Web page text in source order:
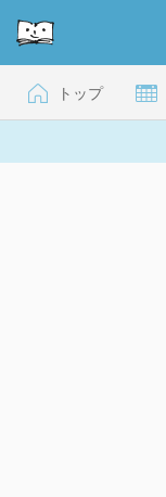
トップ